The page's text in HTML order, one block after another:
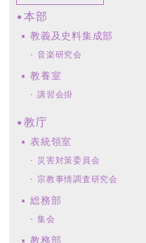
本部
教義及史料集成部
音楽研究会
教養室
講習会掛
教庁
表統領室
災害対策委員会
宗教事情調査研究会
総務部
集会
教務部